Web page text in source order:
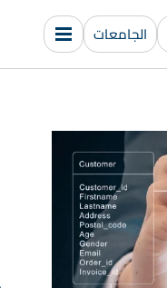
الجامعات